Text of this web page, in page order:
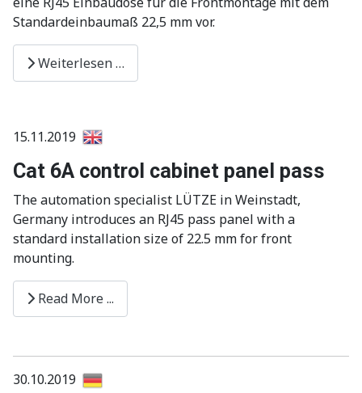
Standardeinbaumaß 22,5 mm vor.
Weiterlesen …
15.11.2019
Cat 6A control cabinet panel pass
The automation specialist LÜTZE in Weinstadt,
Germany introduces an RJ45 pass panel with a
standard installation size of 22.5 mm for front
mounting.
Read More ...
30.10.2019